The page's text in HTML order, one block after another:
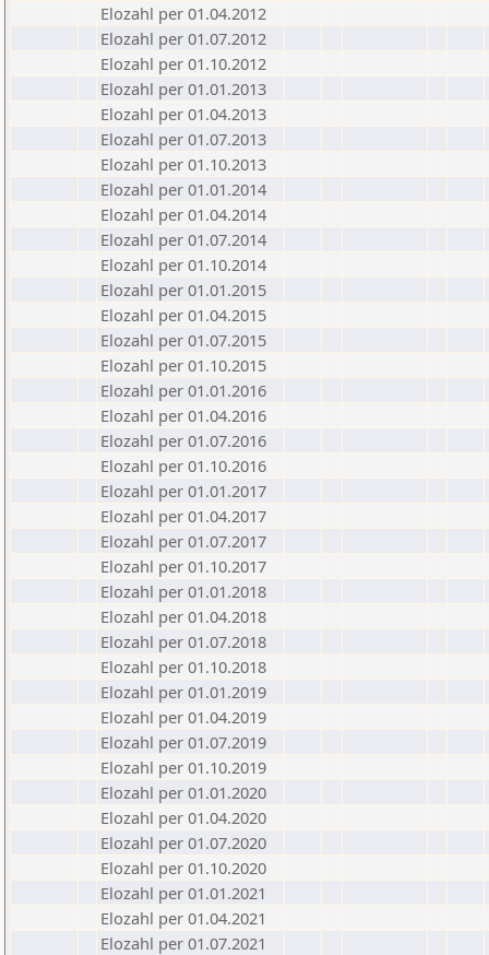
Elozahl per 01.04.2012
Elozahl per 01.07.2012
Elozahl per 01.10.2012
Elozahl per 01.01.2013
Elozahl per 01.04.2013
Elozahl per 01.07.2013
Elozahl per 01.10.2013
Elozahl per 01.01.2014
Elozahl per 01.04.2014
Elozahl per 01.07.2014
Elozahl per 01.10.2014
Elozahl per 01.01.2015
Elozahl per 01.04.2015
Elozahl per 01.07.2015
Elozahl per 01.10.2015
Elozahl per 01.01.2016
Elozahl per 01.04.2016
Elozahl per 01.07.2016
Elozahl per 01.10.2016
Elozahl per 01.01.2017
Elozahl per 01.04.2017
Elozahl per 01.07.2017
Elozahl per 01.10.2017
Elozahl per 01.01.2018
Elozahl per 01.04.2018
Elozahl per 01.07.2018
Elozahl per 01.10.2018
Elozahl per 01.01.2019
Elozahl per 01.04.2019
Elozahl per 01.07.2019
Elozahl per 01.10.2019
Elozahl per 01.01.2020
Elozahl per 01.04.2020
Elozahl per 01.07.2020
Elozahl per 01.10.2020
Elozahl per 01.01.2021
Elozahl per 01.04.2021
Elozahl per 01.07.2021